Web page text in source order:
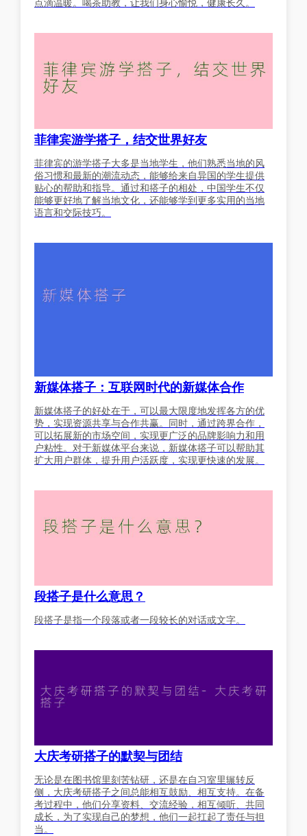
点滴温暖。喝茶助教，让我们身心愉悦，健康长久。
菲律宾游学搭子，结交世界好友
菲律宾的游学搭子大多是当地学生，他们熟悉当地的风
俗习惯和最新的潮流动态，能够给来自异国的学生提供
贴心的帮助和指导。通过和搭子的相处，中国学生不仅
能够更好地了解当地文化，还能够学到更多实用的当地
语言和交际技巧。
新媒体搭子：互联网时代的新媒体合作
新媒体搭子的好处在于，可以最大限度地发挥各方的优
势，实现资源共享与合作共赢。同时，通过跨界合作，
可以拓展新的市场空间，实现更广泛的品牌影响力和用
户粘性。对于新媒体平台来说，新媒体搭子可以帮助其
扩大用户群体，提升用户活跃度，实现更快速的发展。
段搭子是什么意思？
段搭子是指一个段落或者一段较长的对话或文字。
大庆考研搭子的默契与团结
无论是在图书馆里刻苦钻研，还是在自习室里辗转反
侧，大庆考研搭子之间总能相互鼓励、相互支持。在备
考过程中，他们分享资料、交流经验，相互倾听、共同
成长，为了实现自己的梦想，他们一起扛起了责任与担
当。